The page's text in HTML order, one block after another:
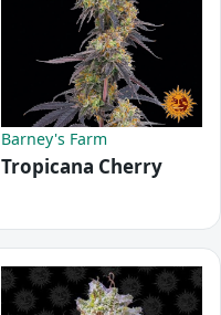
Barney's Farm
Tropicana Cherry